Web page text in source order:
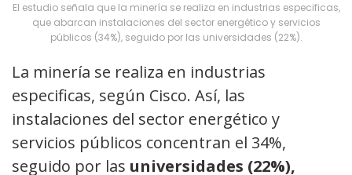
El estudio señala que la minería se realiza en industrias especificas,
que abarcan instalaciones del sector energético y servicios
públicos (34%), seguido por las universidades (22%).
La minería se realiza en industrias
especificas, según Cisco. Así, las
instalaciones del sector energético y
servicios públicos concentran el 34%,
seguido por las universidades (22%),